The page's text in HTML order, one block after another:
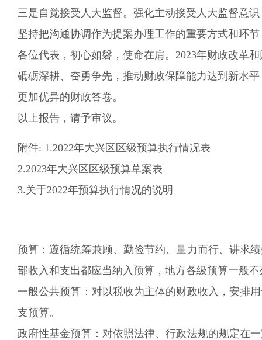
三是自觉接受人大监督。强化主动接受人大监督意
坚持把沟通协调作为提案办理工作的重要方式和环
各位代表， 初心如磐， 使命在肩。 2023年财政改革
砥砺深耕、奋勇争先，推动财政保障能力达到新水
更加优异的财政答卷。
以上报告，请予审议。
附件: 1.2022年大兴区区级预算执行情况表
2.2023年大兴区区级预算草案表
3.关于2022年预算执行情况的说明
预算：遵循统筹兼顾、勤俭节约、量力而行、讲求
部收入和支出都应当纳入预算，地方各级预算一般
一般公共预算：对以税收为主体的财政收入，安排
支预算。
政府性基金预算：对依照法律、行政法规的规定在